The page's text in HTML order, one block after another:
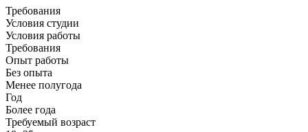
Требования
Условия студии
Условия работы
Требования
Опыт работы
Без опыта
Менее полугода
Год
Более года
Требуемый возраст